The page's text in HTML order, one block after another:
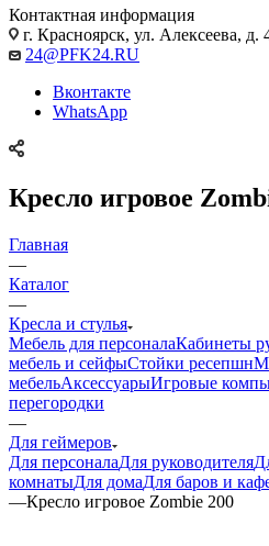
Контактная информация
г. Красноярск, ул. Алексеева, д.
24@PFK24.RU
Вконтакте
WhatsApp
Кресло игровое
Главная
—
Каталог
—
Кресла и стулья
Мебель для персоналаКабинеты
мебель и сейфыСтойки ресепшн
мебельАксессуарыИгровые
перегородки
—
Для геймеров
Для персоналаДля руководителя
комнатыДля домаДля баров и
—Кресло игровое Zombie 200